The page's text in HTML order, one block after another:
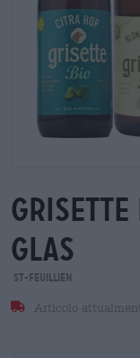
grisette
glas
St-Feuillien
Articolo